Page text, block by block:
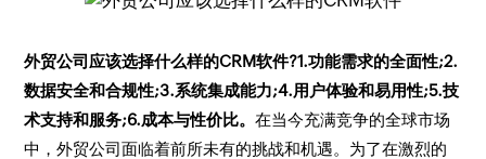
外贸公司应该选择什么样的CRM软件?1.功能需求的全面性;2.
数据安全和合规性;3.系统集成能力;4.用户体验和易用性;5.技
术支持和服务;6.成本与性价比。在当今充满竞争的全球市场
中，外贸公司面临着前所未有的挑战和机遇。为了在激烈的